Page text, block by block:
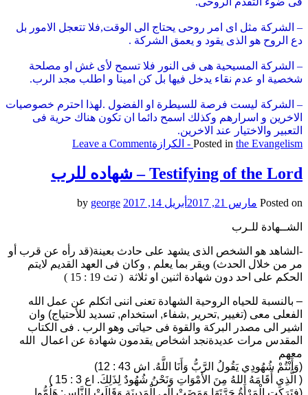
– الشركة مثل اى امر روحى يحتاج الى الوقت,فلا تتعجل الامور بل
دع الروح هو الذى يقود و يعمق الشركة .
– الشركة المسيحية هى فى النور فلا تسمح لأى غش او مصلحة
شخصية او عدم نقاء يدخل فيها بل كن امينا و اطلب مجد الرب.
– الشركة ليست فرصة للسيطرة او الفضول .لهذا احترم خصوصيات
الاخرين و اسرارهم وكذلك اسمح دائما ان تكون هناك حرية فى
التعبير والاختيار عند الاخرين.
Posted in the Evangelism - الكرازة Leave a Comment
on
–
Testifying of the Lord – شهاده للرب
Posted on مارس 21, 2017 أبريل 14, 2017 george
الشــهادة للـرب
-الشاهد هو الشخص الذى يشهد على حادث بعينة(قد رأه عن قرب أو
مر من خلال الحدث) ويقر بما يعلم , وكان فى العهد القديم لايتم
الحكم على احد دون شهادة اثنين او ثلاثة ( تث 19 : 15 )
– بالنسبة للحياه الروحية الشهادة تعنى اننى اتكلم عن عمل الله
الفعلى معى (تغيير ,تحرير ,شفاء, استخدام, تسديد للأحتياج) وان
اشير الى مصدر البركة والقوة فى حياتى وهو الرب . فى الكتاب
المقدس مرات عديدةنجد اشخاص يقدمون شهادة عن اعمال الله
معهم
(وَأَنْتُمْ شُهُودِي يَقُولُ الرَّبُّ وَأَنَا اللَّهُ. اش 43 : 12)
( الَّذِي أَقَامَهُ اللهُ مِنَ الأَمْوَاتِ وَنَحْنُ شُهُودٌ لِذَلِكَ. اع 3 : 15 )